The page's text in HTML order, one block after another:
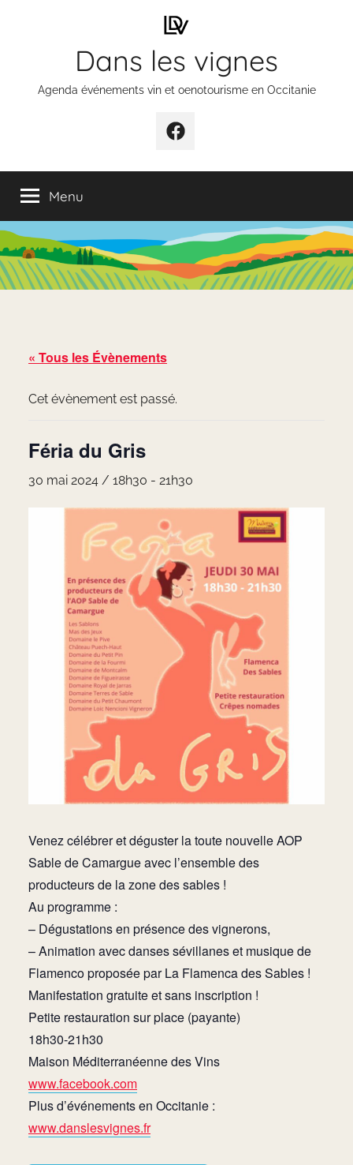
Dans les vignes
Agenda événements vin et oenotourisme en Occitanie
Élément
menu
Menu
« Tous les Évènements
Cet évènement est passé.
Féria du Gris
30 mai 2024 / 18h30 - 21h30
Venez célébrer et déguster la toute nouvelle AOP
Sable de Camargue avec l’ensemble des
producteurs de la zone des sables !
Au programme :
– Dégustations en présence des vignerons,
– Animation avec danses sévillanes et musique de
Flamenco proposée par La Flamenca des Sables !
Manifestation gratuite et sans inscription !
Petite restauration sur place (payante)
18h30-21h30
Maison Méditerranéenne des Vins
www.facebook.com
Plus d’événements en Occitanie :
www.danslesvignes.fr